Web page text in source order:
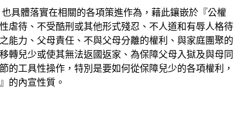
具體落實在相關的各項策進作為，藉此鑲嵌於『公權
虐待、不受酷刑或其他形式殘忍、不人道和有辱人格待
能力、父母責任、不與父母分離的權利、與家庭團聚的
轉兒少或使其無法返國返家、為保障父母入獄及與母同
工具性操作，特別是要如何從保障兒少的各項權利，
的內宣性質。